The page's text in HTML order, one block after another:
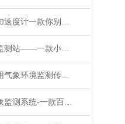
普适型倾角加速度计一款你别小看他的普适型倾角加速度计/万象直送2024
倾角加速度监测站——一款小型有大用处的无线倾角加速度计万象/直送2024
智慧路灯专用气象环境监测传感器-一款嘎嘎香的微气象监测系统#2023已更新
农业大棚气象监测系统-一款百鸟朝凤特色农业气象观测站#2023已更新